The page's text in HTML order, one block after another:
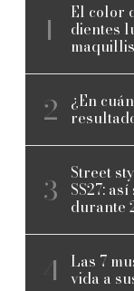
El color
dientes
¿En
Street
SS27:
durante
Las 7
vida a